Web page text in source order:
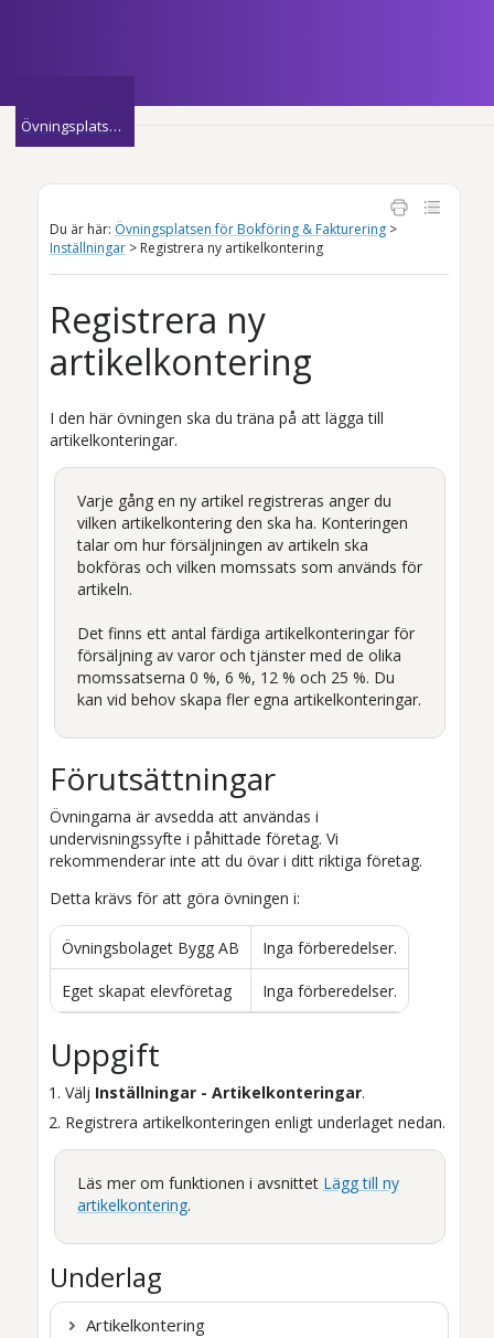
Övningsplatsen för Bokföring & Fakturering
Du är här: Övningsplatsen för Bokföring & Fakturering >
Inställningar > Registrera ny artikelkontering
Registrera ny
artikelkontering
I den här övningen ska du träna på att lägga till
artikelkonteringar.
Varje gång en ny artikel registreras anger du
vilken artikelkontering den ska ha. Konteringen
talar om hur försäljningen av artikeln ska
bokföras och vilken momssats som används för
artikeln.
Det finns ett antal färdiga artikelkonteringar för
försäljning av varor och tjänster med de olika
momssatserna 0 %, 6 %, 12 % och 25 %. Du
kan vid behov skapa fler egna artikelkonteringar.
Förutsättningar
Övningarna är avsedda att användas i
undervisningssyfte i påhittade företag. Vi
rekommenderar inte att du övar i ditt riktiga företag.
Detta krävs för att göra övningen i:
Övningsbolaget Bygg AB Inga förberedelser.
Eget skapat elevföretag Inga förberedelser.
Uppgift
Välj Inställningar - Artikelkonteringar.
Registrera artikelkonteringen enligt underlaget nedan.
Läs mer om funktionen i avsnittet Lägg till ny
artikelkontering.
Underlag
Artikelkontering